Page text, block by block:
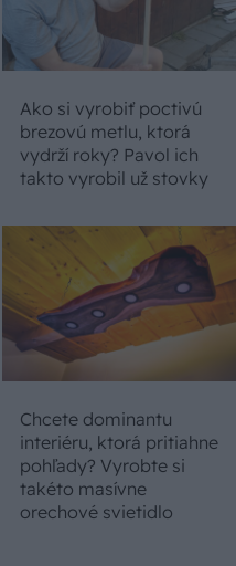
Ako si vyrobiť poctivú
brezovú metlu, ktorá
vydrží roky? Pavol ich
takto vyrobil už stovky
Chcete dominantu
interiéru, ktorá pritiahne
pohľady? Vyrobte si
takéto masívne
orechové svietidlo